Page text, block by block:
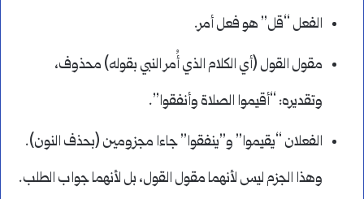
الفعل “قل” هو فعل أمر.
مقول القول (أي الكلام الذي أُمر النبي بقوله) محذوف،
وتقديره: “أقيموا الصلاة وأنفقوا”.
الفعلان “يقيموا” و”ينفقوا” جاءا مجزومين (بحذف النون).
وهذا الجزم ليس لأنهما مقول القول، بل لأنهما جواب الطلب.